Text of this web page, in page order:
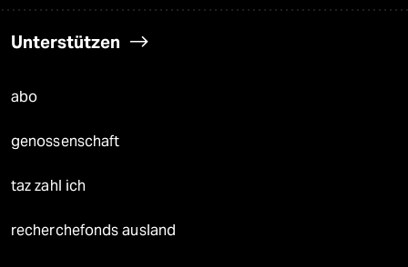
Unterstützen
abo
genossenschaft
taz zahl ich
recherchefonds ausland